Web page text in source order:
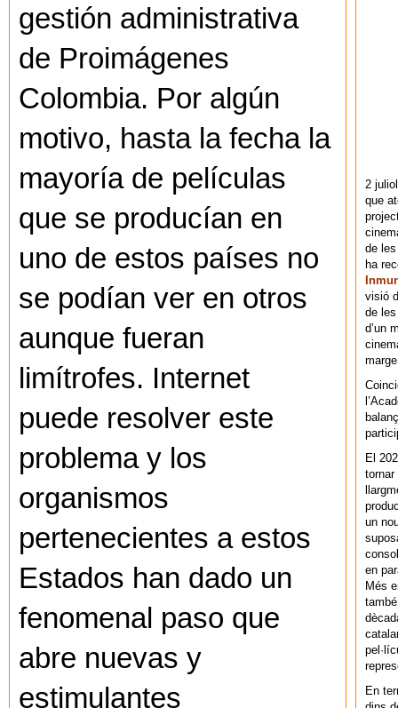
gestión administrativa
de Proimágenes
Colombia. Por algún
motivo, hasta la fecha la
mayoría de películas
que se producían en
uno de estos países no
se podían ver en otros
aunque fueran
limítrofes. Internet
puede resolver este
problema y los
organismos
pertenecientes a estos
Estados han dado un
fenomenal paso que
abre nuevas y
estimulantes
2
que
de
ha
visió
de
d’un
El
un
en
Més
En